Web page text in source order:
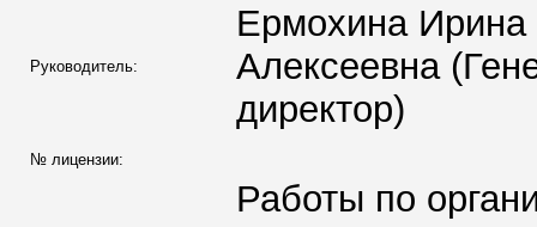
Руководитель:
Ермохина Ирина
Алексеевна
директор)
№ лицензии:
Работы по